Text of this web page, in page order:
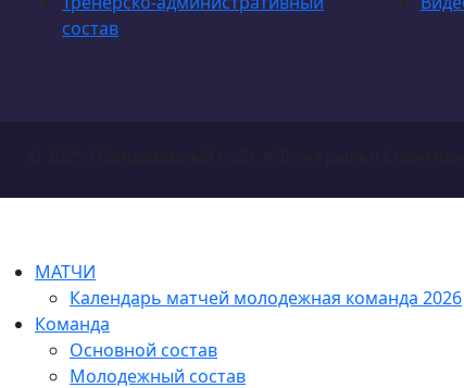
состав
МАТЧИ
Календарь матчей молодежная команда 2026
Команда
Основной состав
Молодежный состав